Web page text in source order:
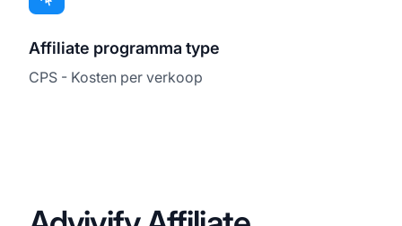
Affiliate programma type
CPS - Kosten per verkoop